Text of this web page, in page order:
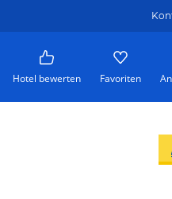
Hotel bewerten Favoriten